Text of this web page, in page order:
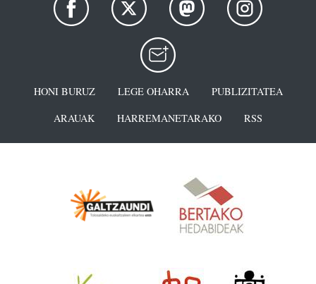
HONI BURUZ LEGE OHARRA
PUBLIZITATEA
ARAUAK
HARREMANETARAKO RSS